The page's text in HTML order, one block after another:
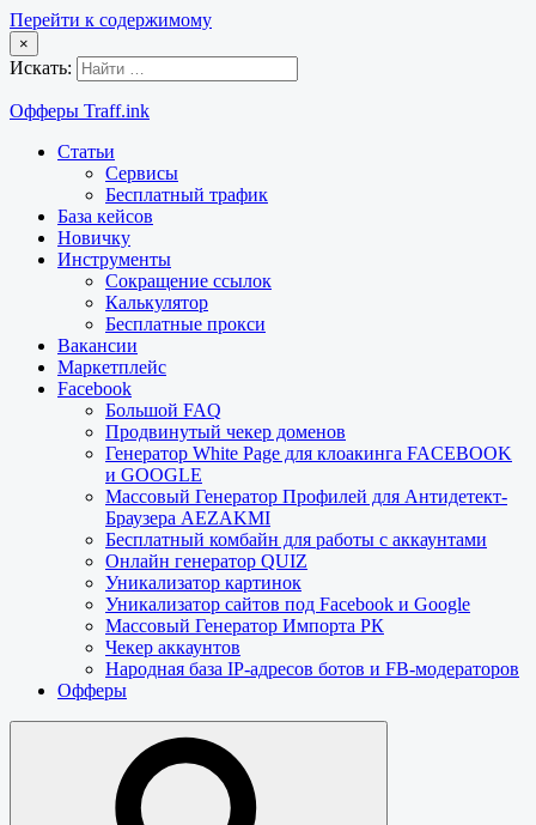
Перейти к содержимому
×
Искать:
Офферы Traff.ink
Статьи
Сервисы
Бесплатный трафик
База кейсов
Новичку
Инструменты
Сокращение ссылок
Калькулятор
Бесплатные прокси
Вакансии
Маркетплейс
Facebook
Большой FAQ
Продвинутый чекер доменов
Генератор White Page для клоакинга FACEBOOK
и GOOGLE
Массовый Генератор Профилей для Антидетект-
Браузера AEZAKMI
Бесплатный комбайн для работы с аккаунтами
Онлайн генератор QUIZ
Уникализатор картинок
Уникализатор сайтов под Facebook и Google
Массовый Генератор Импорта РК
Чекер аккаунтов
Народная база IP-адресов ботов и FB-модераторов
Офферы